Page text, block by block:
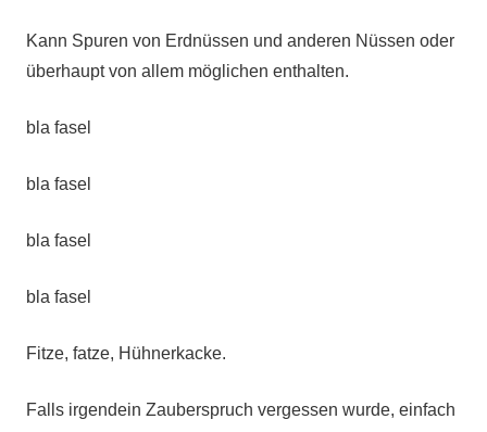
Kann Spuren von Erdnüssen und anderen Nüssen oder
überhaupt von allem möglichen enthalten.
bla fasel
bla fasel
bla fasel
bla fasel
Fitze, fatze, Hühnerkacke.
Falls irgendein Zauberspruch vergessen wurde, einfach